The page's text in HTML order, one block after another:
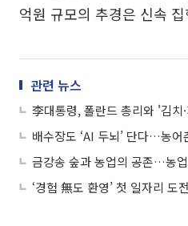
억원 규모의 추경은 신속
관련 뉴스
‘경험 無도 환영’ 첫 일자리 도